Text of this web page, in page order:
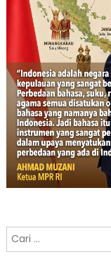
Cari
untuk: